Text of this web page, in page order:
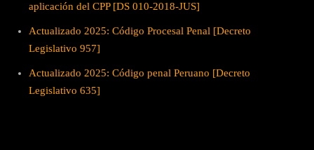
aplicación del CPP [DS 010-2018-JUS]
Actualizado 2025: Código Procesal Penal [Decreto
Legislativo 957]
Actualizado 2025: Código penal Peruano [Decreto
Legislativo 635]